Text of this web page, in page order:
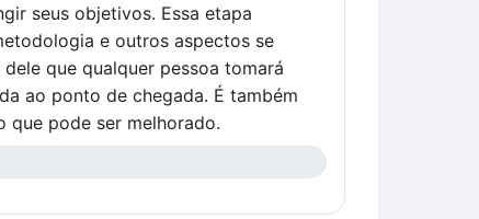
seus objetivos. Essa etapa
e outros aspectos se
que qualquer pessoa tomará
ao ponto de chegada. É também
que pode ser melhorado.